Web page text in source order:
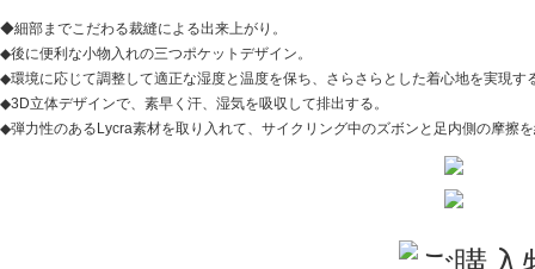
◆細部までこだわる裁縫による出来上がり。
◆後に便利な小物入れの三つポケットデザイン。
◆環境に応じて調整して適正な湿度と温度を保ち、さらさらとした着心地を実現す
◆3D立体デザインで、素早く汗、湿気を吸収して排出する。
◆弾力性のあるLycra素材を取り入れて、サイクリング中のズボンと足内側の摩擦